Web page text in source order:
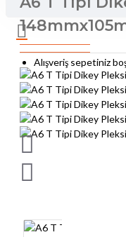
Alışveriş sepetiniz